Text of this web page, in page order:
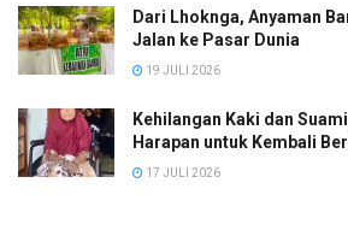
Dari Lhoknga, Anyaman
Jalan ke Pasar Dunia
19 JULI 2026
Kehilangan Kaki dan
Harapan untuk Kembali
17 JULI 2026